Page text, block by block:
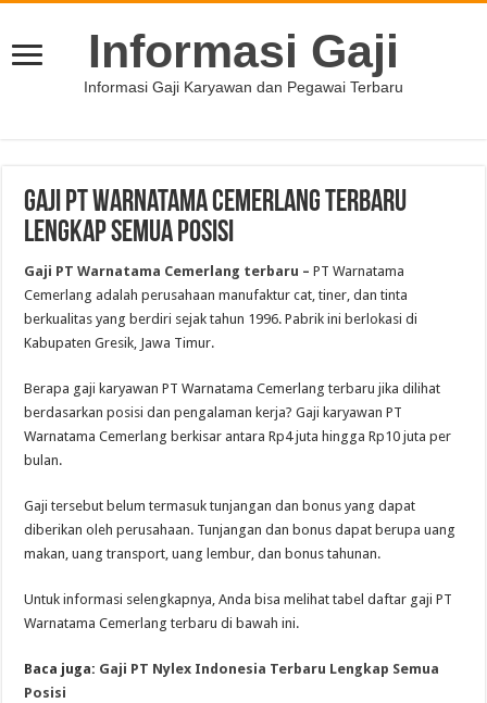
Informasi Gaji
Informasi Gaji Karyawan dan Pegawai Terbaru
Gaji PT Warnatama Cemerlang Terbaru
Lengkap Semua Posisi
Gaji PT Warnatama Cemerlang terbaru – PT Warnatama
Cemerlang adalah perusahaan manufaktur cat, tiner, dan tinta
berkualitas yang berdiri sejak tahun 1996. Pabrik ini berlokasi di
Kabupaten Gresik, Jawa Timur.
Berapa gaji karyawan PT Warnatama Cemerlang terbaru jika dilihat
berdasarkan posisi dan pengalaman kerja? Gaji karyawan PT
Warnatama Cemerlang berkisar antara Rp4 juta hingga Rp10 juta per
bulan.
Gaji tersebut belum termasuk tunjangan dan bonus yang dapat
diberikan oleh perusahaan. Tunjangan dan bonus dapat berupa uang
makan, uang transport, uang lembur, dan bonus tahunan.
Untuk informasi selengkapnya, Anda bisa melihat tabel daftar gaji PT
Warnatama Cemerlang terbaru di bawah ini.
Baca juga: Gaji PT Nylex Indonesia Terbaru Lengkap Semua
Posisi